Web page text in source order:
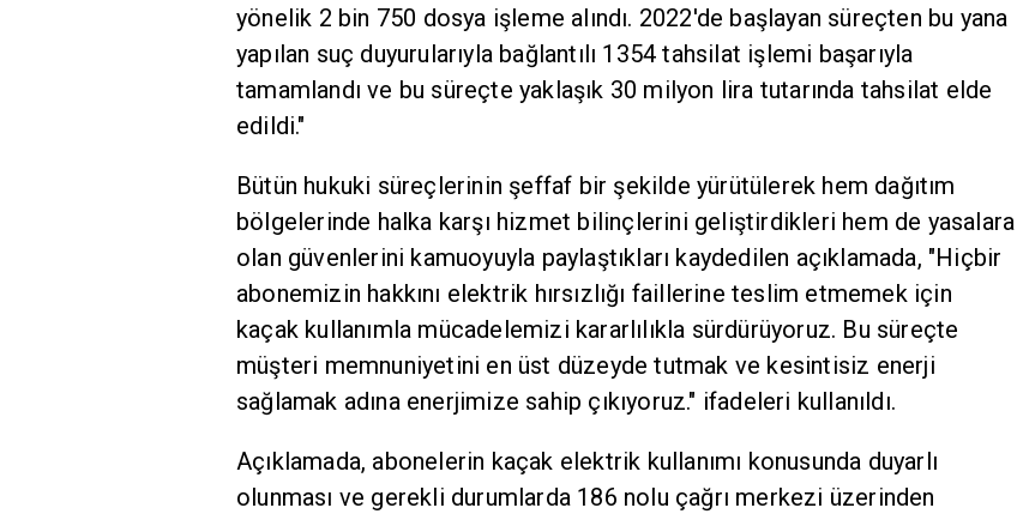
yönelik 2 bin 750 dosya işleme alındı. 2022'de başlayan süreçten bu yana
yapılan suç duyurularıyla bağlantılı 1354 tahsilat işlemi başarıyla
tamamlandı ve bu süreçte yaklaşık 30 milyon lira tutarında tahsilat elde
edildi."
Bütün hukuki süreçlerinin şeffaf bir şekilde yürütülerek hem dağıtım
bölgelerinde halka karşı hizmet bilinçlerini geliştirdikleri hem de yasalara
olan güvenlerini kamuoyuyla paylaştıkları kaydedilen açıklamada, "Hiçbir
abonemizin hakkını elektrik hırsızlığı faillerine teslim etmemek için
kaçak kullanımla mücadelemizi kararlılıkla sürdürüyoruz. Bu süreçte
müşteri memnuniyetini en üst düzeyde tutmak ve kesintisiz enerji
sağlamak adına enerjimize sahip çıkıyoruz." ifadeleri kullanıldı.
Açıklamada, abonelerin kaçak elektrik kullanımı konusunda duyarlı
olunması ve gerekli durumlarda 186 nolu çağrı merkezi üzerinden